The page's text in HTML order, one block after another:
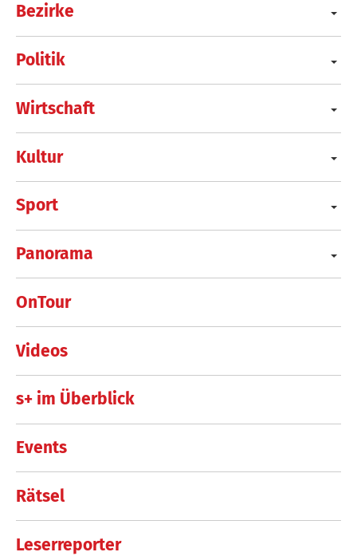
Bezirke
Politik
Wirtschaft
Kultur
Sport
Panorama
OnTour
Videos
s+ im Überblick
Events
Rätsel
Leserreporter